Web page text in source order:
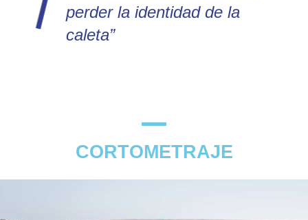
perder la identidad de la
caleta”
CORTOMETRAJE